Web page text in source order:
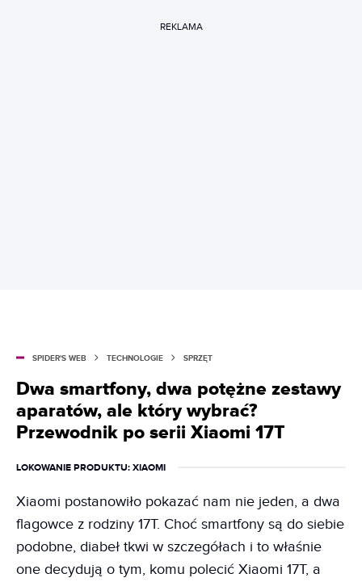
REKLAMA
SPIDER'S WEB TECHNOLOGIE SPRZĘT
Dwa smartfony, dwa potężne zestawy
aparatów, ale który wybrać?
Przewodnik po serii Xiaomi 17T
LOKOWANIE PRODUKTU: XIAOMI
Xiaomi postanowiło pokazać nam nie jeden, a dwa
flagowce z rodziny 17T. Choć smartfony są do siebie
podobne, diabeł tkwi w szczegółach i to właśnie
one decydują o tym, komu polecić Xiaomi 17T, a